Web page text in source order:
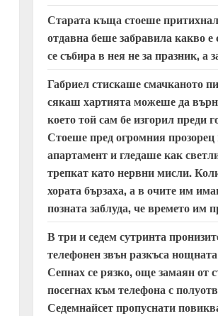
Старата къща стоеше
отдавна беше забравила какво е
се събира в нея не за празник, а
Габриел стискаше смачканото
сякаш хартията можеше да
което той сам бе изгорил преди
Стоеше пред огромния прозорец
апартамент и гледаше как
трепкат като нервни мисли.
хората бързаха, а в очите им
позната заблуда, че времето им
В три и седем сутринта
телефонен звън разкъса
Сепнах се рязко, още замаян от
посегнах към телефона с
Седемнайсет пропуснати